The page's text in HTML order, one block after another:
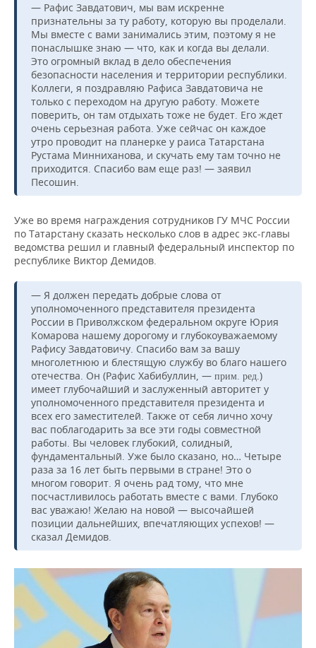
— Рафис Завдатович, мы вам искренне
признательны за ту работу, которую вы проделали.
Мы вместе с вами занимались этим, поэтому я не
понаслышке знаю — что, как и когда вы делали.
Это огромный вклад в дело обеспечения
безопасности населения и территории республики.
Коллеги, я поздравляю Рафиса Завдатовича не
только с переходом на другую работу. Можете
поверить, он там отдыхать тоже не будет. Его ждет
очень серьезная работа. Уже сейчас он каждое
утро проводит на планерке у раиса Татарстана
Рустама Минниханова, и скучать ему там точно не
приходится. Спасибо вам еще раз! — заявил
Песошин.
Уже во время награждения сотрудников ГУ МЧС России
по Татарстану сказать несколько слов в адрес экс-главы
ведомства решил и главный федеральный инспектор по
республике Виктор Демидов.
— Я должен передать добрые слова от
уполномоченного представителя президента
России в Приволжском федеральном округе Юрия
Комарова нашему дорогому и глубокоуважаемому
Рафису Завдатовичу. Спасибо вам за вашу
многолетнюю и блестящую службу во благо нашего
отечества. Он (Рафис Хабибуллин, — прим. ред.)
имеет глубочайший и заслуженный авторитет у
уполномоченного представителя президента и
всех его заместителей. Также от себя лично хочу
вас поблагодарить за все эти годы совместной
работы. Вы человек глубокий, солидный,
фундаментальный. Уже было сказано, но… Четыре
раза за 16 лет быть первыми в стране! Это о
многом говорит. Я очень рад тому, что мне
посчастливилось работать вместе с вами. Глубоко
вас уважаю! Желаю на новой — высочайшей
позиции дальнейших, впечатляющих успехов! —
сказал Демидов.